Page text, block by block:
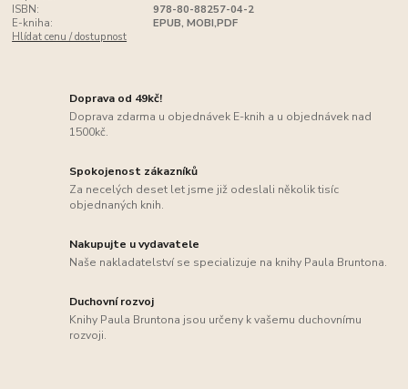
ISBN:
978-80-88257-04-2
E-kniha:
EPUB, MOBI,PDF
Hlídat cenu / dostupnost
Doprava od 49kč!
Doprava zdarma u objednávek E-knih a u objednávek nad
1500kč.
Spokojenost zákazníků
Za necelých deset let jsme již odeslali několik tisíc
objednaných knih.
Nakupujte u vydavatele
Naše nakladatelství se specializuje na knihy Paula Bruntona.
Duchovní rozvoj
Knihy Paula Bruntona jsou určeny k vašemu duchovnímu
rozvoji.